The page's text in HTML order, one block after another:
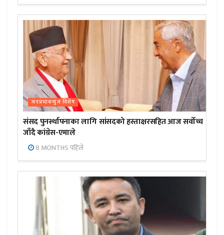
जनप्रभाबन्युज विशेष
संसद पुनर्स्थापनाका लागि सांसदको हस्ताक्षरसहित आज सर्वोच्च
जाँदै कांग्रेस-एमाले
8 MONTHS पहिले